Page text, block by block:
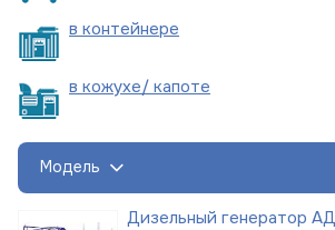
в контейнере
в кожухе/ капоте
Модель
Дизельный генератор